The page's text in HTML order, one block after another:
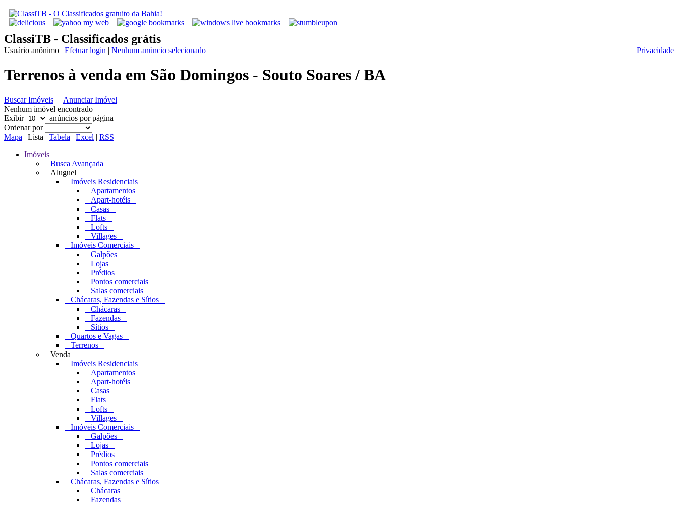
ClassiTB - Classificados grátis
Privacidade
Usuário anônimo | Efetuar login | Nenhum anúncio selecionado
Terrenos à venda em São Domingos - Souto Soares / BA
Buscar Imóveis
Anunciar Imóvel
Nenhum imóvel encontrado
Exibir
anúncios por página
Ordenar por
Mapa | Lista | Tabela | Excel | RSS
Imóveis
Busca Avançada
Aluguel
Imóveis Residenciais
Apartamentos
Apart-hotéis
Casas
Flats
Lofts
Villages
Imóveis Comerciais
Galpões
Lojas
Prédios
Pontos comerciais
Salas comerciais
Chácaras, Fazendas e Sítios
Chácaras
Fazendas
Sítios
Quartos e Vagas
Terrenos
Venda
Imóveis Residenciais
Apartamentos
Apart-hotéis
Casas
Flats
Lofts
Villages
Imóveis Comerciais
Galpões
Lojas
Prédios
Pontos comerciais
Salas comerciais
Chácaras, Fazendas e Sítios
Chácaras
Fazendas